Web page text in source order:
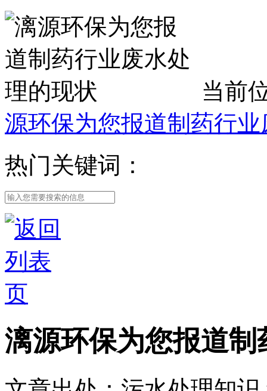
当前
源环保为您报道制药行
热门关键词：
漓源环保为您报道